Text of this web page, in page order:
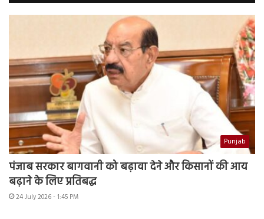
Punjab
पंजाब सरकार बागवानी को बढ़ावा देने और किसानों की आय
बढ़ाने के लिए प्रतिबद्ध
24 July 2026 - 1:45 PM